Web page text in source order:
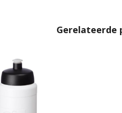
Gerelateerde